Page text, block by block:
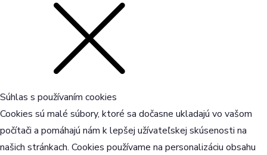
Súhlas s používaním cookies
Cookies sú malé súbory, ktoré sa dočasne ukladajú vo vašom
počítači a pomáhajú nám k lepšej užívateľskej skúsenosti na
našich stránkach. Cookies používame na personalizáciu obsahu